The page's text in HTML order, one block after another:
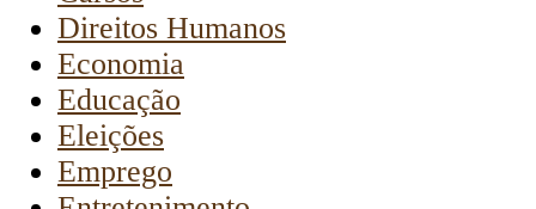
Direitos Humanos
Economia
Educação
Eleições
Emprego